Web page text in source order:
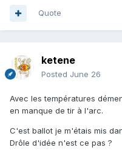
Quote
ketene
Posted June 26
Avec les températures
en manque de tir à l'arc.
C'est ballot je m'étais mis
Drôle d'idée n'est ce pas ?